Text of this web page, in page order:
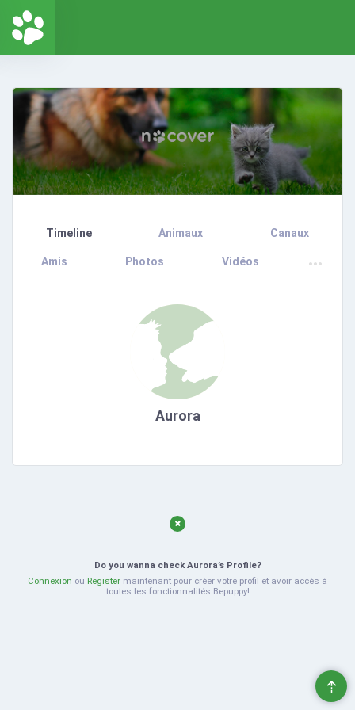
Timeline Animaux Canaux
Amis Photos Vidéos
Aurora
Do you wanna check Aurora’s Profile?
Connexion ou Register maintenant pour créer votre profil et avoir accès à
toutes les fonctionnalités Bepuppy!